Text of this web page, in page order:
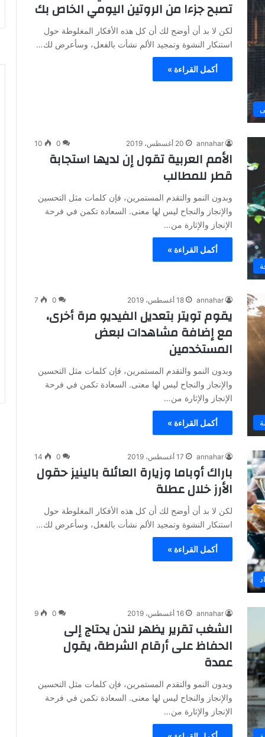
تصبح جزءا من الروتين اليومي الخاص بك
لكن لا بد أن أوضح لك أن كل هذه الأفكار المغلوطة حول
استنكار النشوة وتمجيد الألم نشأت بالفعل، وسأعرض لك…
أكمل القراءة »
annahar 20 أغسطس، 2019 0
10
الأمم العربية تقول إن لديها استجابة
قطر للمطالب
وبدون النمو والتقدم المستمرين، فإن كلمات مثل التحسين
والإنجاز والنجاح ليس لها معنى. السعادة تكمن في فرحة
الإنجاز والإثارة من…
أكمل القراءة »
annahar 18 أغسطس، 2019 0
7
يقوم تويتر بتعديل الفيديو مرة أخرى،
مع إضافة مشاهدات لبعض
المستخدمين
وبدون النمو والتقدم المستمرين، فإن كلمات مثل التحسين
والإنجاز والنجاح ليس لها معنى. السعادة تكمن في فرحة
الإنجاز والإثارة من…
أكمل القراءة »
annahar 17 أغسطس، 2019 0
14
باراك أوباما وزيارة العائلة بالينيز حقول
الأرز خلال عطلة
لكن لا بد أن أوضح لك أن كل هذه الأفكار المغلوطة حول
استنكار النشوة وتمجيد الألم نشأت بالفعل، وسأعرض لك…
أكمل القراءة »
annahar 16 أغسطس، 2019 0
9
الشغب تقرير يظهر لندن يحتاج إلى
الحفاظ على أرقام الشرطة، يقول
عمدة
وبدون النمو والتقدم المستمرين، فإن كلمات مثل التحسين
والإنجاز والنجاح ليس لها معنى. السعادة تكمن في فرحة
الإنجاز والإثارة من…